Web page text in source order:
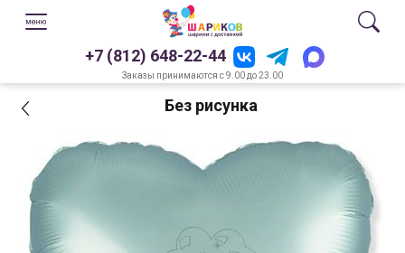
+7 (812) 648-22-44
Заказы принимаются с 9.00 до 23.00
Без рисунка